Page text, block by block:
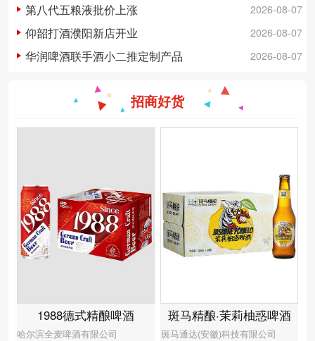
2026-08-07
第八代五粮液批价上涨
2026-08-07
仰韶打酒濮阳新店开业
2026-08-07
华润啤酒联手酒小二推定制产品
招商好货
1988德式精酿啤酒
哈尔滨全麦啤酒有限公司
斑马精酿·茉莉柚惑啤酒
斑马通达(安徽)科技有限公司